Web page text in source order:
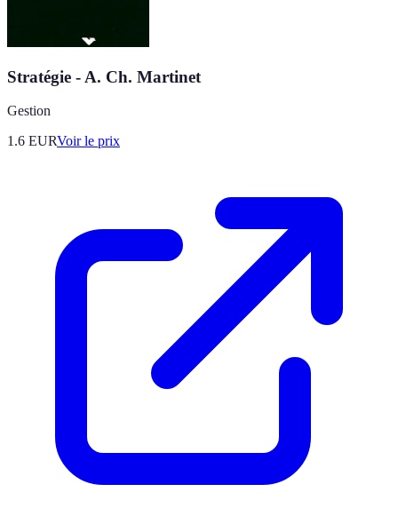
Stratégie - A. Ch. Martinet
Gestion
1.6 EURVoir le prix